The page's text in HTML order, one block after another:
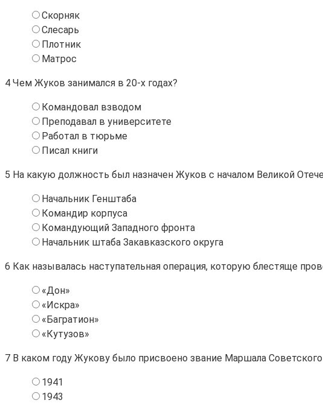
Скорняк
Слесарь
Плотник
Матрос
4 Чем Жуков занимался в 20-х годах?
Командовал взводом
Преподавал в университете
Работал в тюрьме
Писал книги
5 На какую должность был назначен Жуков с началом Великой
Начальник Генштаба
Командир корпуса
Командующий Западного фронта
Начальник штаба Закавказского округа
6 Как называлась наступательная операция, которую блестяще
«Дон»
«Искра»
«Багратион»
«Кутузов»
7 В каком году Жукову было присвоено звание Маршала
1941
1943